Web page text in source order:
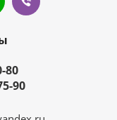
80
90